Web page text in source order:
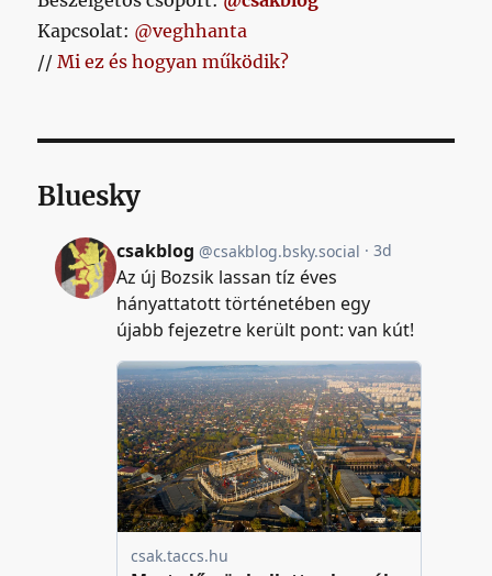
Kapcsolat: @veghhanta
//Mi ez és hogyan működik?
Bluesky